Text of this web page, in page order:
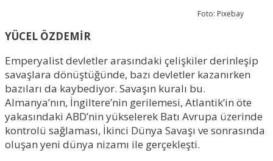
Foto: Pixebay
YÜCEL ÖZDEMİR
Emperyalist devletler arasındaki çelişkiler derinleşip
savaşlara dönüştüğünde, bazı devletler kazanırken
bazıları da kaybediyor. Savaşın kuralı bu.
Almanya’nın, İngiltere’nin gerilemesi, Atlantik’in öte
yakasındaki ABD’nin yükselerek Batı Avrupa üzerinde
kontrolü sağlaması, İkinci Dünya Savaşı ve sonrasında
oluşan yeni dünya nizamı ile gerçekleşti.